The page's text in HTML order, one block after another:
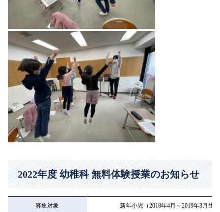
2022年度 幼稚科 無料体験授業のお知らせ
募集対象 新年小児（2018年4月～2019年3月生